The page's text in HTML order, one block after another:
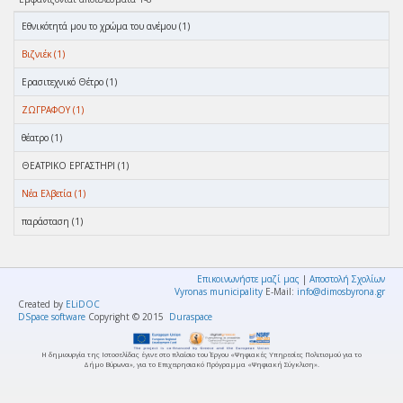
Eθνικότητά μου το χρώμα του ανέμου (1)
Βιζνιέκ (1)
Ερασιτεχνικό Θέτρο (1)
ΖΩΓΡΑΦΟΥ (1)
θέατρο (1)
ΘΕΑΤΡΙΚΟ ΕΡΓΑΣΤΗΡΙ (1)
Νέα Ελβετία (1)
παράσταση (1)
Επικοινωνήστε μαζί μας | Αποστολή Σχολίων
Vyronas municipality E-Mail: info@dimosbyrona.gr
Created by ELiDOC
DSpace software Copyright © 2015 Duraspace
Η δημιουργία της Ιστοσελίδας έγινε στο πλαίσιο του Έργου «Ψηφιακές Υπηρεσίες Πολιτισμού για το
Δήμο Βύρωνα», για το Επιχειρησιακό Πρόγραμμα «Ψηφιακή Σύγκλιση».